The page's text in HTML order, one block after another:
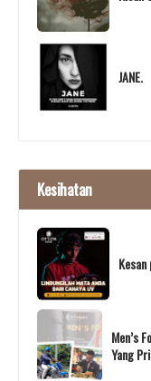
JANE.
Kesihatan
Men’s
Yang